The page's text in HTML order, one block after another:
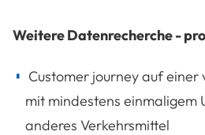
Weitere Datenrecherche -
Customer journey auf
mit mindestens einmaligem
anderes Verkehrsmittel